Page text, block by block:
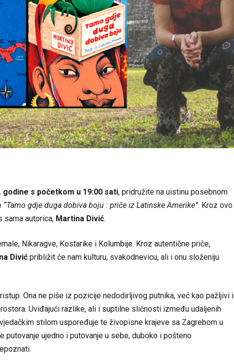
godine s početkom u 19:00 sati, pridružite na uistinu posebnom
“Tamo gdje duga dobiva boju : priče iz Latinske Amerike”. Kroz ovo
sama autorica, Martina Divić.
Nikaragve, Kostarike i Kolumbije. Kroz autentične priče,
Divić približit će nam kulturu, svakodnevicu, ali i onu složeniju
Ona ne piše iz pozicije nedodirljivog putnika, već kao pažljivi i
Uviđajući razlike, ali i suptilne sličnosti između udaljenih
stilom uspoređuje te živopisne krajeve sa Zagrebom u
putovanje ujedno i putovanje u sebe, duboko i pošteno